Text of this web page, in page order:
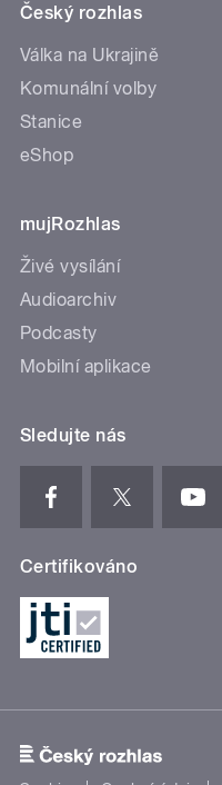
Český rozhlas
Válka na Ukrajině
Komunální volby
Stanice
eShop
mujRozhlas
Živé vysílání
Audioarchiv
Podcasty
Mobilní aplikace
Sledujte nás
Certifikováno